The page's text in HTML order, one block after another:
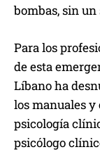
bombas, sin un
Para los
de esta
Líbano ha
los manuales
psicología
psicólogo